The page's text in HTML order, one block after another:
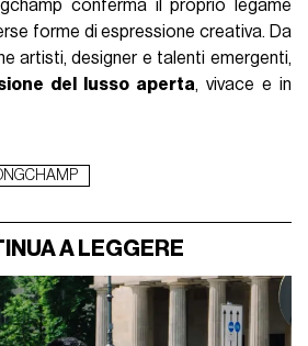
conferma il proprio legame
forme di espressione creativa. Da
artisti, designer e talenti emergenti,
del lusso aperta, vivace e in
A LEGGERE